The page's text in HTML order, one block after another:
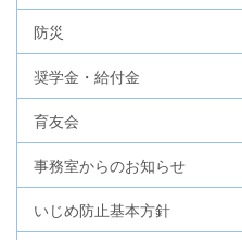
防災
奨学金・給付金
育友会
事務室からのお知らせ
いじめ防止基本方針